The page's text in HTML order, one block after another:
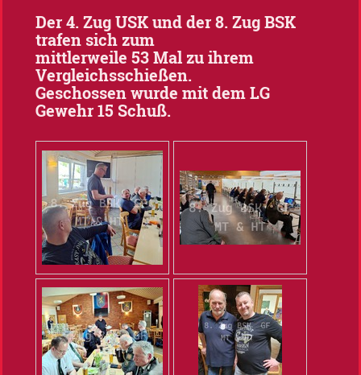
Der 4. Zug USK und der 8. Zug BSK
trafen sich zum
mittlerweile 53 Mal zu ihrem
Vergleichsschießen.
Geschossen wurde mit dem LG
Gewehr 15 Schuß.